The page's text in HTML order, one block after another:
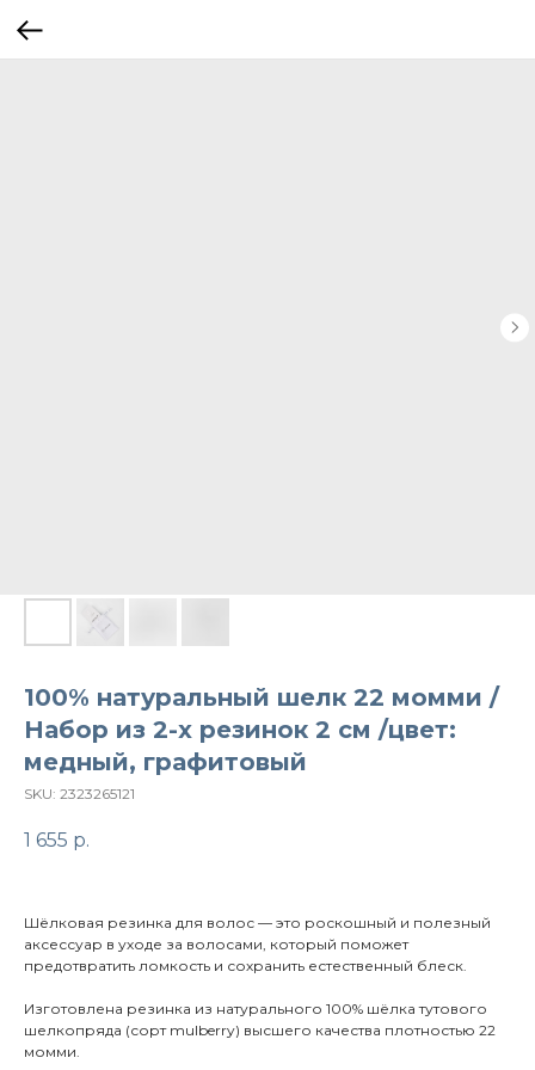
100% натуральный шелк 22 момми /
Набор из 2-х резинок 2 см /цвет:
медный, графитовый
SKU: 2323265121
1 655 р.
Шёлковая резинка для волос — это роскошный и полезный
аксессуар в уходе за волосами, который поможет
предотвратить ломкость и сохранить естественный блеск.
Изготовлена резинка из натурального 100% шёлка тутового
шелкопряда (сорт mulberry) высшего качества плотностью 22
момми.